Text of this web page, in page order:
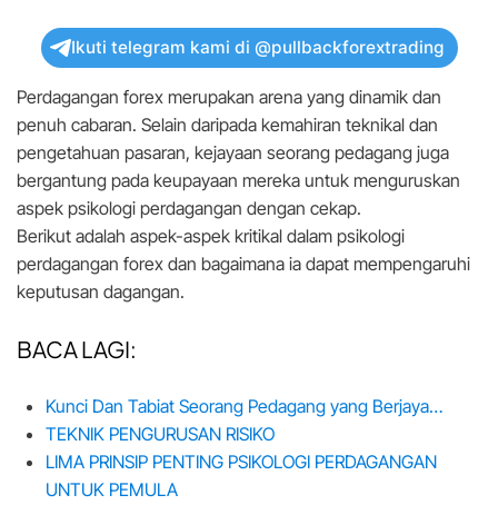
Ikuti telegram kami di @pullbackforextrading
Perdagangan forex merupakan arena yang dinamik dan
penuh cabaran. Selain daripada kemahiran teknikal dan
pengetahuan pasaran, kejayaan seorang pedagang juga
bergantung pada keupayaan mereka untuk menguruskan
aspek psikologi perdagangan dengan cekap.
Berikut adalah aspek-aspek kritikal dalam psikologi
perdagangan forex dan bagaimana ia dapat mempengaruhi
keputusan dagangan.
BACA LAGI:
Kunci Dan Tabiat Seorang Pedagang yang Berjaya…
TEKNIK PENGURUSAN RISIKO
LIMA PRINSIP PENTING PSIKOLOGI PERDAGANGAN
UNTUK PEMULA